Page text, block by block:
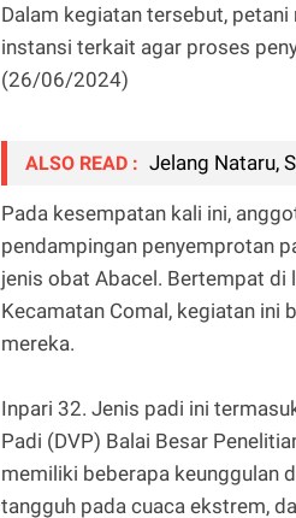
Dalam kegiatan tersebut,
instansi terkait agar proses
(26/06/2024)
ALSO READ : Jelang Nataru,
Pada kesempatan kali ini,
pendampingan penyemprotan
jenis obat Abacel. Bertempat di
Kecamatan Comal, kegiatan ini
mereka.
Inpari 32. Jenis padi ini
Padi (DVP) Balai Besar
memiliki beberapa keunggulan
tangguh pada cuaca ekstrem,